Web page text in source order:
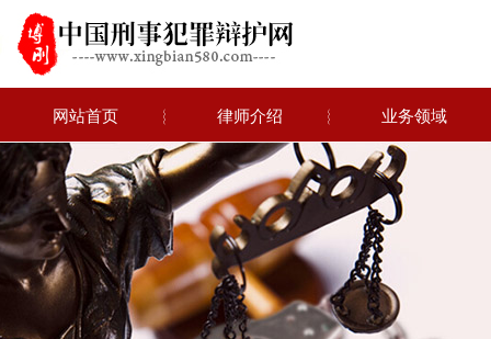
网站首页 ︴ 律师介绍 ︴ 业务领域